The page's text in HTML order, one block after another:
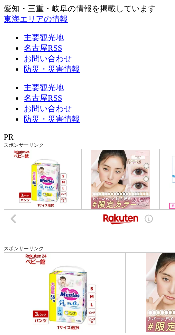
愛知・三重・岐阜の情報を掲載しています
東海エリアの情報
主要観光地
名古屋RSS
お問い合わせ
防災・災害情報
主要観光地
名古屋RSS
お問い合わせ
防災・災害情報
PR
スポンサーリンク
スポンサーリンク